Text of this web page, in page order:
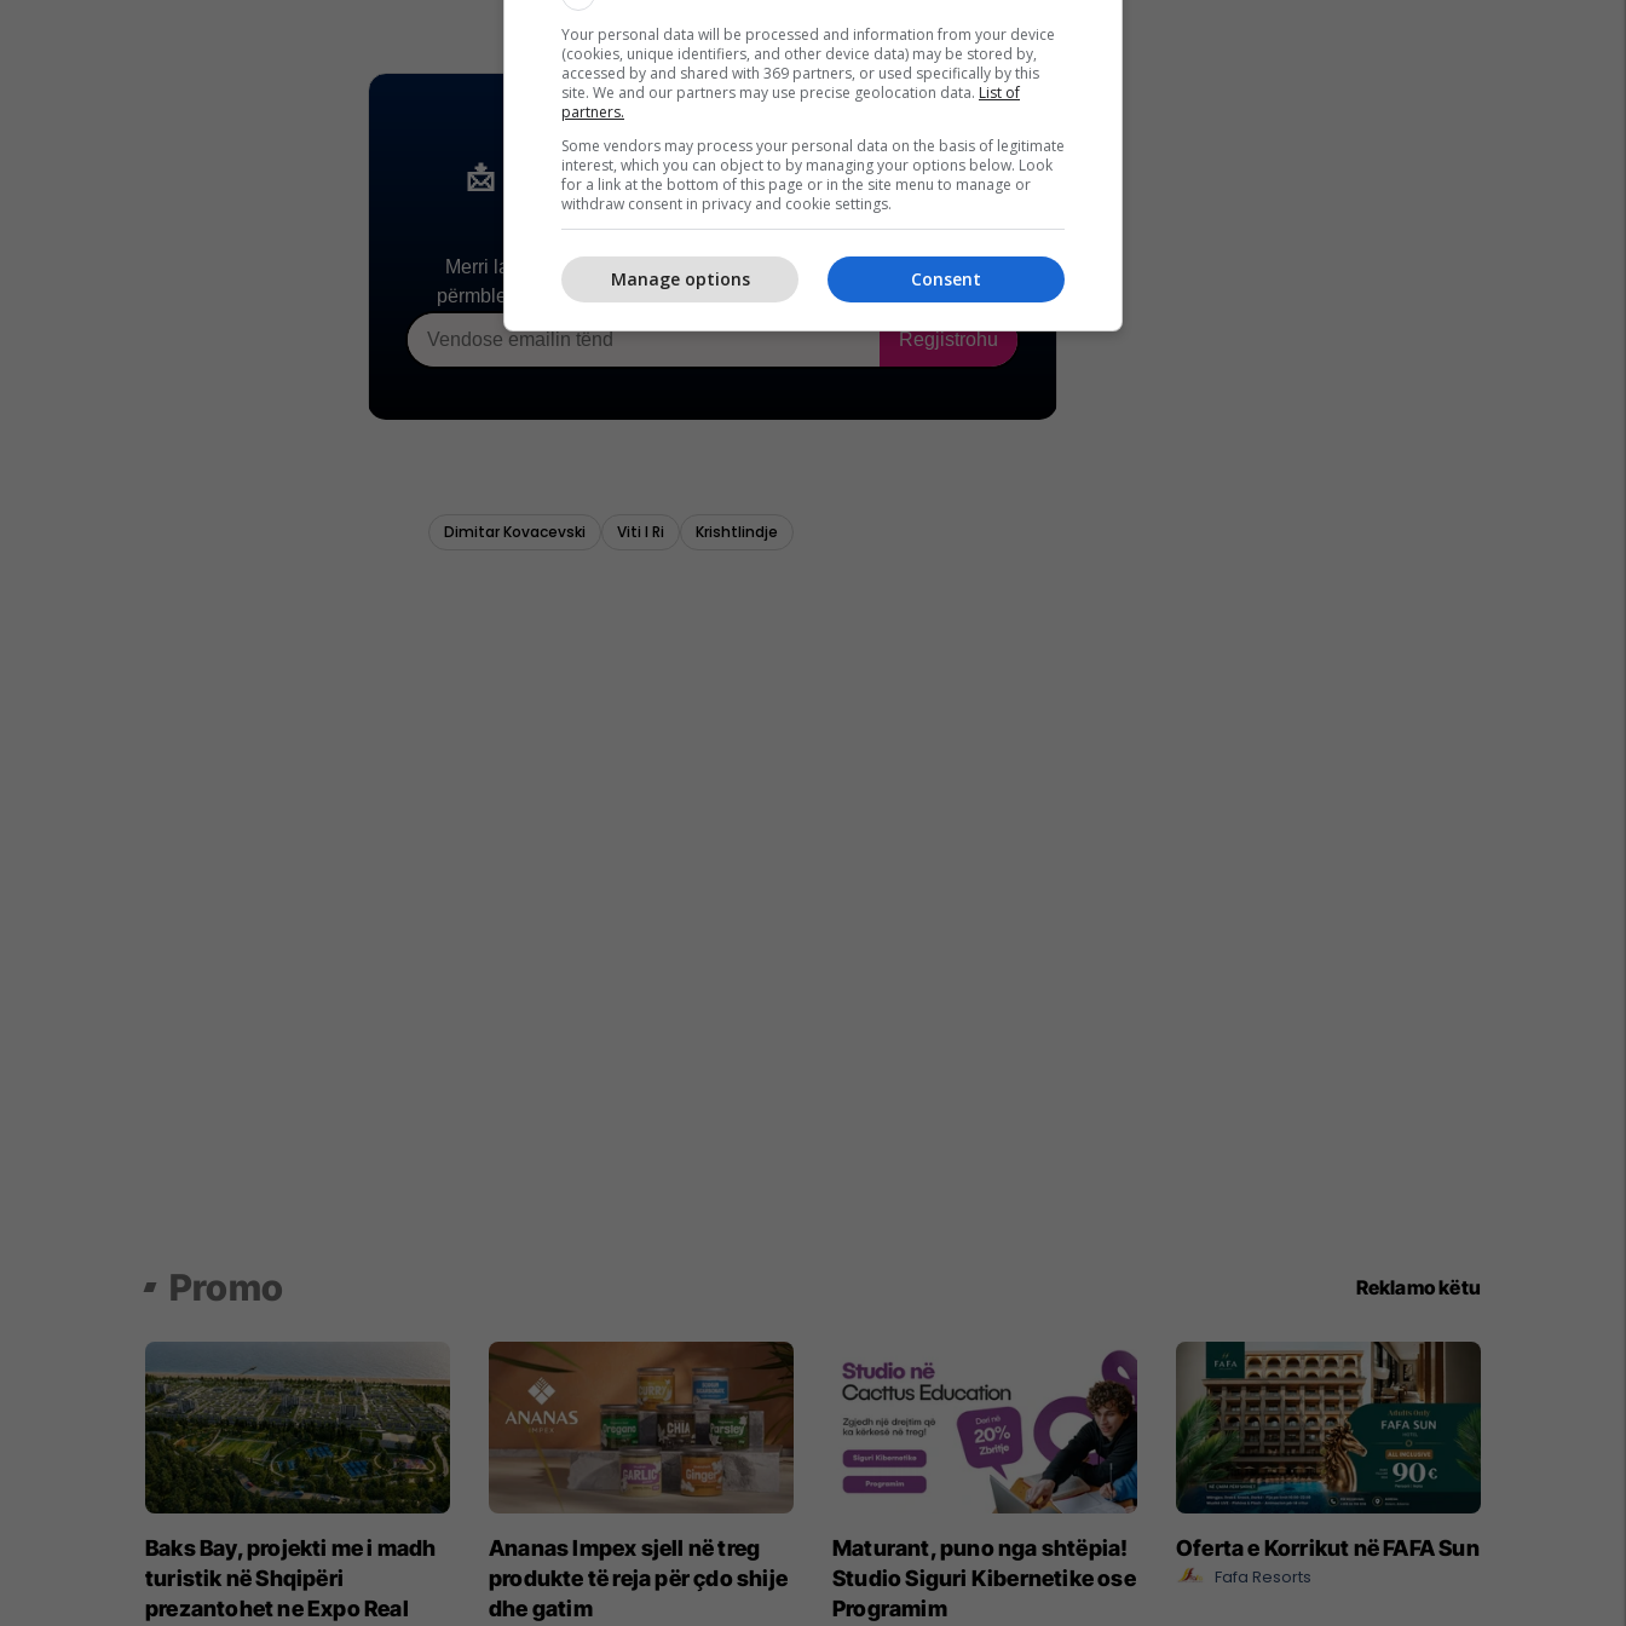
Your personal data will be processed and information from your device
(cookies, unique identifiers, and other device data) may be stored by,
accessed by and shared with 369 partners, or used specifically by this
site. We and our partners may use precise geolocation data. List of
partners.
Some vendors may process your personal data on the basis of legitimate
interest, which you can object to by managing your options below. Look
for a link at the bottom of this page or in the site menu to manage or
withdraw consent in privacy and cookie settings.
Consent
Manage options